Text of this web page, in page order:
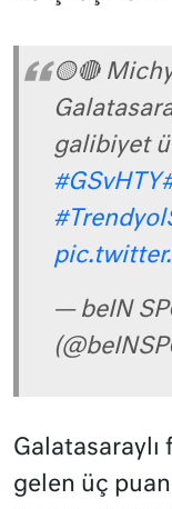
🟡🔴
galibiyet
#GSvHTY
— beIN
gelen üç